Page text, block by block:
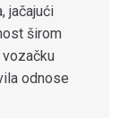
jačajući
širom
odnose